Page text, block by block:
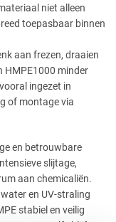
niet alleen
toepasbaar binnen
aan frezen, draaien
HMPE1000 minder
ingezet in
of montage via
en betrouwbare
slijtage,
aan chemicaliën.
en UV-straling
stabiel en veilig